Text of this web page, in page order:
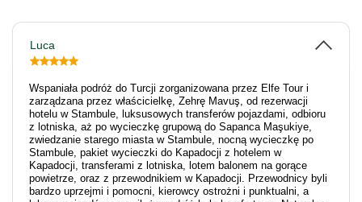
Luca
Wspaniała podróż do Turcji zorganizowana przez Elfe Tour i
zarządzana przez właścicielkę, Zehrę Mavuş, od rezerwacji
hotelu w Stambule, luksusowych transferów pojazdami, odbioru
z lotniska, aż po wycieczkę grupową do Sapanca Maşukiye,
zwiedzanie starego miasta w Stambule, nocną wycieczkę po
Stambule, pakiet wycieczki do Kapadocji z hotelem w
Kapadocji, transferami z lotniska, lotem balonem na gorące
powietrze, oraz z przewodnikiem w Kapadocji. Przewodnicy byli
bardzo uprzejmi i pomocni, kierowcy ostrożni i punktualni, a